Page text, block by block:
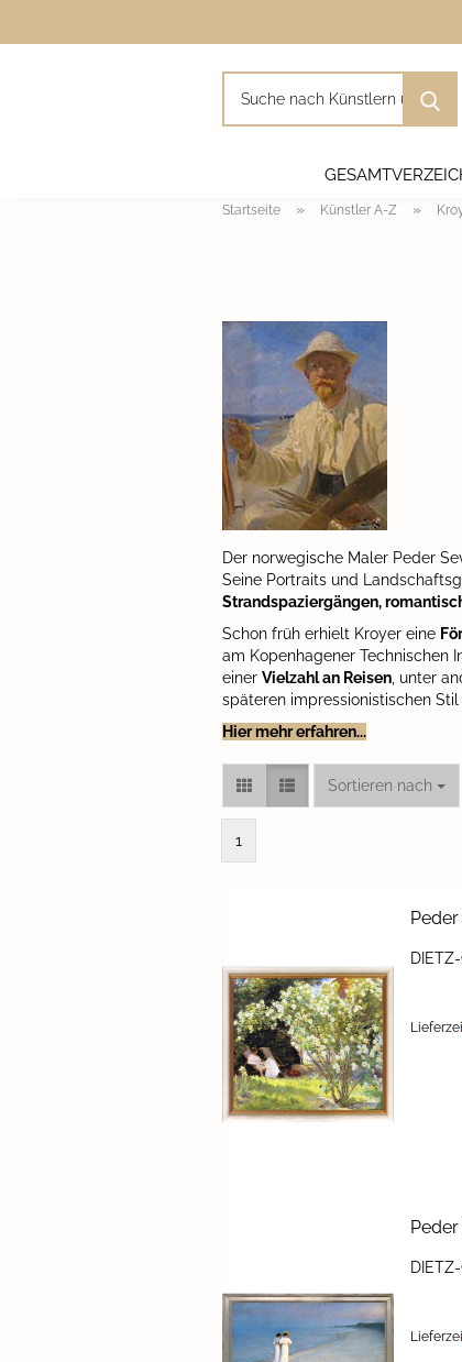
Startseite » Künstler A-Z »
Der norwegische Maler Peder
Seine Portraits und
Strandspaziergängen,
Schon früh erhielt Kroyer eine
am Kopenhagener Technischen
einer Vielzahl an Reisen , unter
späteren impressionistischen
Hier mehr erfahren...
Sortieren nach
Sortieren nach
1